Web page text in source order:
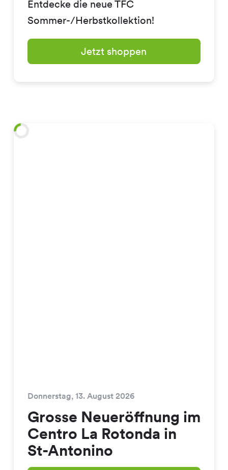
Entdecke die neue TFC
Sommer-/Herbstkollektion!
Jetzt shoppen
Donnerstag, 13. August 2026
Grosse Neueröffnung im
Centro La Rotonda in
St-Antonino